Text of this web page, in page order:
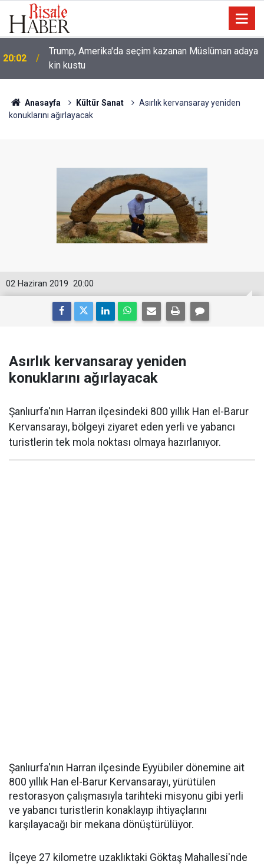
20:02
Trump, Amerika'da seçim kazanan Müslüman adaya
kin kustu
Anasayfa Kültür Sanat
Asırlık kervansaray yeniden
konuklarını ağırlayacak
20:00
02 Haziran 2019
Asırlık kervansaray yeniden
konuklarını ağırlayacak
Şanlıurfa'nın Harran ilçesindeki 800 yıllık Han el-Barur
Kervansarayı, bölgeyi ziyaret eden yerli ve yabancı
turistlerin tek mola noktası olmaya hazırlanıyor.
Şanlıurfa'nın Harran ilçesinde Eyyübiler dönemine ait
800 yıllık Han el-Barur Kervansarayı, yürütülen
restorasyon çalışmasıyla tarihteki misyonu gibi yerli
ve yabancı turistlerin konaklayıp ihtiyaçlarını
karşılayacağı bir mekana dönüştürülüyor.
İlçeye 27 kilometre uzaklıktaki Göktaş Mahallesi'nde